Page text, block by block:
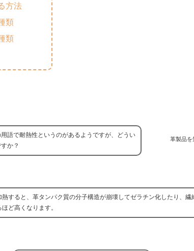
方法
類
類
革製品を
語で耐熱性というのがあるようですが、どうい
か？
すると、革タンパク質の分子構造が崩壊してゼラチン化したり、繊
ど高くなります。